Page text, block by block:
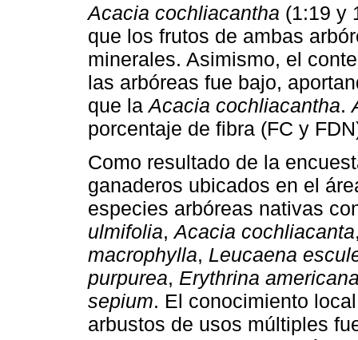
Acacia cochliacantha (1:19 y
que los frutos de ambas
minerales. Asimismo, el
las arbóreas fue bajo,
que laAcacia cochliacantha.
porcentaje de fibra (FC y
Como resultado de la
ganaderos ubicados en el
especies arbóreas nativas
ulmifolia,Acacia cochliacanta
macrophylla, Leucaena
purpurea, Erythrina
sepium. El conocimiento
arbustos de usos múltiples